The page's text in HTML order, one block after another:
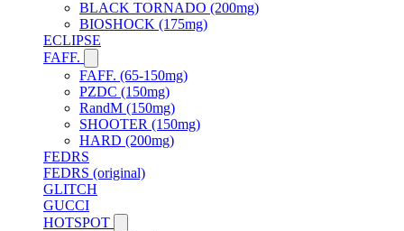
BLACK TORNADO (200mg)
BIOSHOCK (175mg)
ECLIPSE
FAFF.
FAFF. (65-150mg)
PZDC (150mg)
RandM (150mg)
SHOOTER (150mg)
HARD (200mg)
FEDRS
FEDRS (original)
GLITCH
GUCCI
HOTSPOT